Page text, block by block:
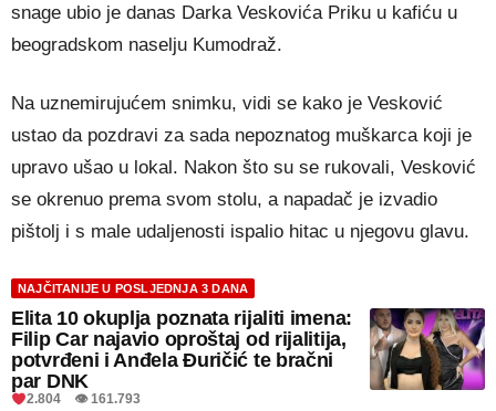
snage ubio je danas Darka Veskovića Priku u kafiću u
beogradskom naselju Kumodraž.
Na uznemirujućem snimku, vidi se kako je Vesković
ustao da pozdravi za sada nepoznatog muškarca koji je
upravo ušao u lokal. Nakon što su se rukovali, Vesković
se okrenuo prema svom stolu, a napadač je izvadio
pištolj i s male udaljenosti ispalio hitac u njegovu glavu.
NAJČITANIJE U POSLJEDNJA 3 DANA
Elita 10 okuplja poznata rijaliti imena:
Filip Car najavio oproštaj od rijalitija,
potvrđeni i Anđela Đuričić te bračni
par DNK
2.804 👁 161.793